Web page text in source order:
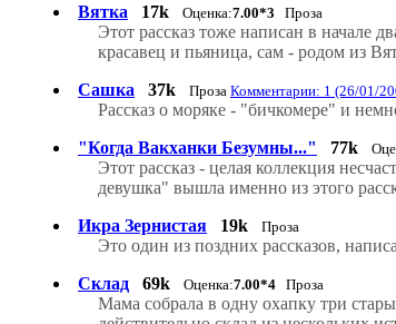
Вятка
17k Оценка:7.00*3 Проза
Этот рассказ тоже написан в начале
красавец и пьяница, сам - родом из
Сашка
37k Проза Комментарии: 1 (26/01/
Рассказ о моряке - "бичкомере" и
"Когда Вакханки Безумны..."
77k
Этот рассказ - целая коллекция
девушка" вышла именно из этого
Икра Зернистая
19k Проза
Это один из поздних рассказов,
Склад
69k Оценка:7.00*4 Проза
Мама собрала в одну охапку три